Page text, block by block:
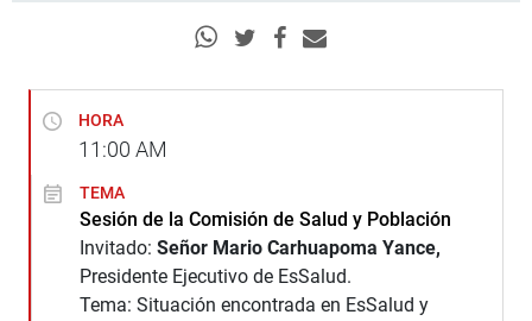
HORA
11:00 AM
TEMA
Sesión de la Comisión de Salud y Población
Invitado: Señor Mario Carhuapoma Yance,
Presidente Ejecutivo de EsSalud.
Tema: Situación encontrada en EsSalud y